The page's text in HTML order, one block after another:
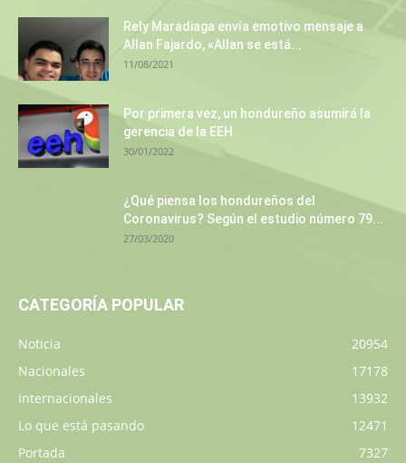
Rely Maradiaga envía emotivo mensaje a
Allan Fajardo, «Allan se está...
11/08/2021
Por primera vez, un hondureño asumirá la
gerencia de la EEH
30/01/2022
¿Qué piensa los hondureños del
Coronavirus? Según el estudio número 79...
27/03/2020
CATEGORÍA POPULAR
Noticia
20954
Nacionales
17178
Internacionales
13932
Lo que está pasando
12471
Portada
7327